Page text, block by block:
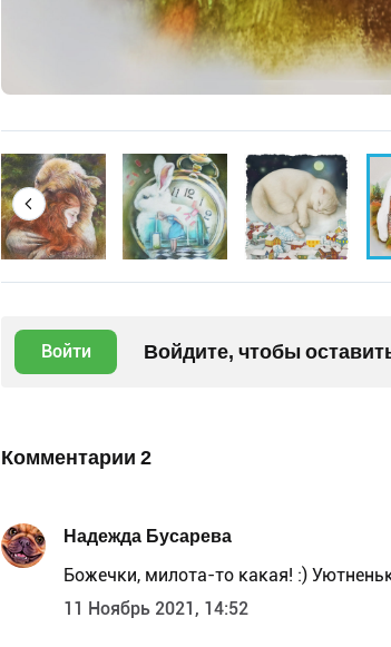
Войти Войдите, чтобы
Комментарии 2
Надежда Бусарева
Божечки, милота-то какая! :)
11 Ноябрь 2021, 14:52